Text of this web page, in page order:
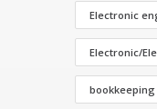
Electronic
Electronic/